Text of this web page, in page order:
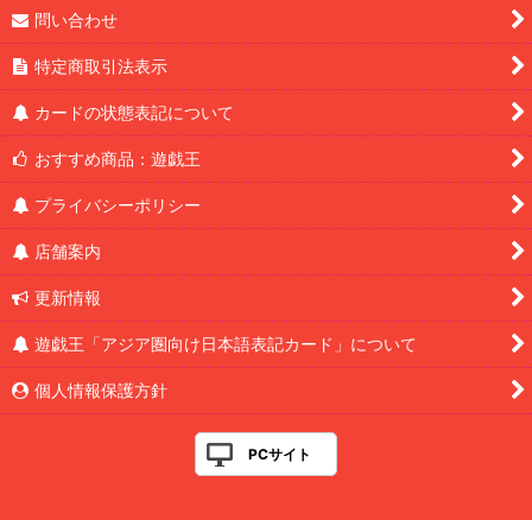
問い合わせ
特定商取引法表示
カードの状態表記について
おすすめ商品：遊戯王
プライバシーポリシー
店舗案内
更新情報
遊戯王「アジア圏向け日本語表記カード」について
個人情報保護方針
PCサイト